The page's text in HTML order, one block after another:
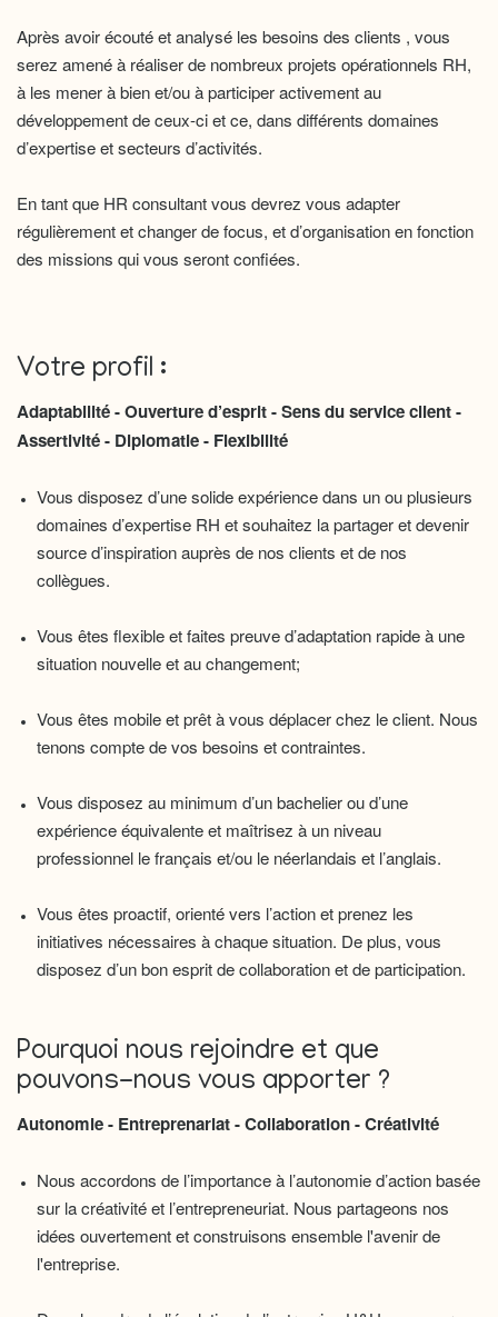
Après avoir écouté et analysé les besoins des clients , vous
serez amené à réaliser de nombreux projets opérationnels RH,
à les mener à bien et/ou à participer activement au
développement de ceux-ci et ce, dans différents domaines
d’expertise et secteurs d’activités.
En tant que HR consultant vous devrez vous adapter
régulièrement et changer de focus, et d’organisation en fonction
des missions qui vous seront confiées.
Votre profil :
Adaptabilité - Ouverture d’esprit - Sens du service client -
Assertivité - Diplomatie - Flexibilité
Vous disposez d’une solide expérience dans un ou plusieurs
domaines d’expertise RH et souhaitez la partager et devenir
source d’inspiration auprès de nos clients et de nos
collègues.
Vous êtes flexible et faites preuve d’adaptation rapide à une
situation nouvelle et au changement;
Vous êtes mobile et prêt à vous déplacer chez le client. Nous
tenons compte de vos besoins et contraintes.
Vous disposez au minimum d’un bachelier ou d’une
expérience équivalente et maîtrisez à un niveau
professionnel le français et/ou le néerlandais et l’anglais.
Vous êtes proactif, orienté vers l’action et prenez les
initiatives nécessaires à chaque situation. De plus, vous
disposez d’un bon esprit de collaboration et de participation.
Pourquoi nous rejoindre et que
pouvons-nous vous apporter ?
Autonomie - Entreprenariat - Collaboration - Créativité
Nous accordons de l’importance à l’autonomie d’action basée
sur la créativité et l’entrepreneuriat. Nous partageons nos
idées ouvertement et construisons ensemble l'avenir de
l'entreprise.